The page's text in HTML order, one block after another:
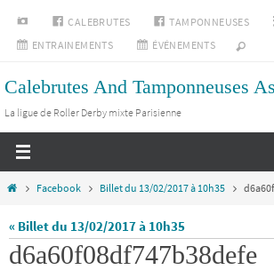
Passer
vers
contenu
INSTAGRAMCALEBRUTES TAMPONNEUSES
ENTRAINEMENTS
ÉVÉNEMENTS
Calebrutes And Tamponneuses
La ligue de Roller Derby mixte Parisienne
HomeFacebook Billet du 13/02/2017 à 10h35
« Billet du 13/02/2017 à 10h35
d6a60f08df747b38defe